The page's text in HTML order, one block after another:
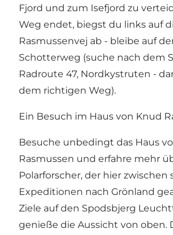
Fjord und zum Isefjord zu
Weg endet, biegst du links auf
Rasmussenvej ab - bleibe auf
Schotterweg (suche nach dem
Radroute 47, Nordkystruten -
dem richtigen Weg).
Ein Besuch im Haus von Knud
Besuche unbedingt das Haus
Rasmussen und erfahre mehr
Polarforscher, der hier zwischen
Expeditionen nach Grönland
Ziele auf den Spodsbjerg
genieße die Aussicht von oben.